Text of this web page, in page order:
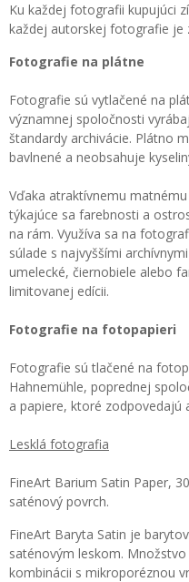
Ku každej fotografii kupujúci
každej autorskej fotografie je
Fotografie na plátne
Fotografie sú vytlačené na
významnej spoločnosti
štandardy archivácie. Plátno
bavlnené a neobsahuje
Vďaka atraktívnemu
týkajúce sa farebnosti a
na rám. Využíva sa na
súlade s najvyššími
umelecké, čiernobiele alebo
limitovanej edícii.
Fotografie na fotopapieri
Fotografie sú tlačené na
Hahnemühle, poprednej
a papiere, ktoré zodpovedajú
Lesklá fotografia
FineArt Barium Satin Paper,
saténový povrch.
FineArt Baryta Satin je
saténovým leskom.
kombinácii s mikroporéznou